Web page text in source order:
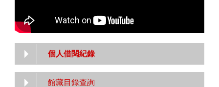
個人借閱紀錄
館藏目錄查詢